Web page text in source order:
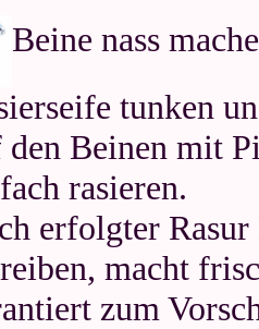
Beine nass
tunken
den Beinen mit
rasieren.
erfolgter
macht
zum